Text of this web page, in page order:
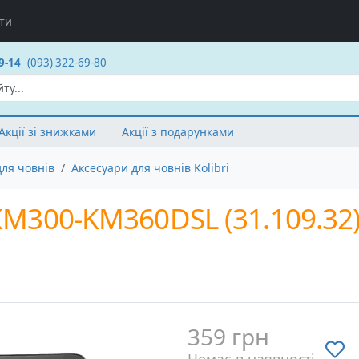
14 (093) 322-69-80
зі знижками Акції з подарунками
човнів Аксесуари для човнів Kolibri
KM360DSL (31.109.32)
359 грн